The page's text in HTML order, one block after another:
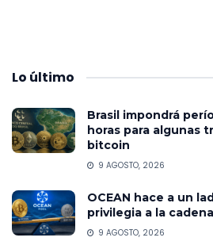
Lo último
Brasil impondrá
horas para algunas
bitcoin
9 AGOSTO, 2026
OCEAN hace a un
privilegia a la
9 AGOSTO, 2026